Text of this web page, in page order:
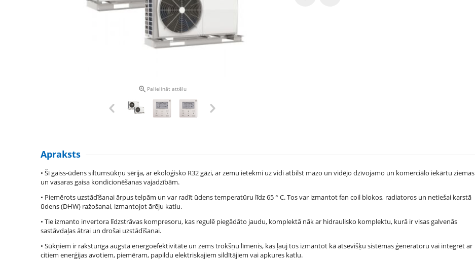
 Palielināt attēlu
Apraksts
• Šī gaiss-ūdens siltumsūkņu sērija, ar ekoloģisko R32 gāzi, ar zemu ietekmi uz vidi atbilst mazo un vidējo dzīvojamo un komerciālo iekārtu ziemas
un vasaras gaisa kondicionēšanas vajadzībām.
• Piemērots uzstādīšanai ārpus telpām un var radīt ūdens temperatūru līdz 65 ° C. Tos var izmantot fan coil blokos, radiatoros un netiešai karstā
ūdens (DHW) ražošanai, izmantojot ārēju katlu.
• Tie izmanto invertora līdzstrāvas kompresoru, kas regulē piegādāto jaudu, komplektā nāk ar hidraulisko komplektu, kurā ir visas galvenās
sastāvdaļas ātrai un drošai uzstādīšanai.
• Sūkņiem ir raksturīga augsta energoefektivitāte un zems trokšņu līmenis, kas ļauj tos izmantot kā atsevišķu sistēmas ģeneratoru vai integrēt ar
citiem enerģijas avotiem, piemēram, papildu elektriskajiem sildītājiem vai apkures katlu.